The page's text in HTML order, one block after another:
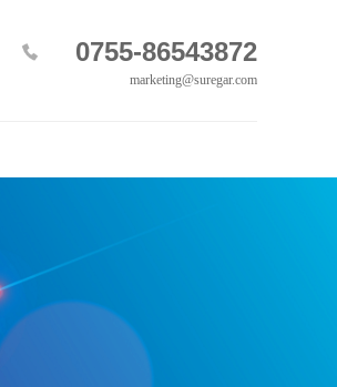
0755-86543872
marketing@suregar.com